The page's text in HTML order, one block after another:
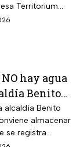
Territorium
del examen
hay agua
Benito
de
alcaldía Benito
almacenar
se registra
suministro por